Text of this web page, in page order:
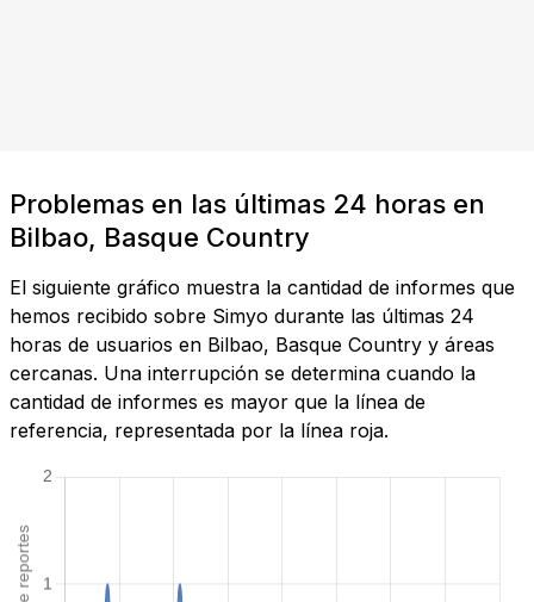
Problemas en las últimas 24 horas en
Bilbao, Basque Country
El siguiente gráfico muestra la cantidad de informes que
hemos recibido sobre Simyo durante las últimas 24
horas de usuarios en Bilbao, Basque Country y áreas
cercanas. Una interrupción se determina cuando la
cantidad de informes es mayor que la línea de
referencia, representada por la línea roja.